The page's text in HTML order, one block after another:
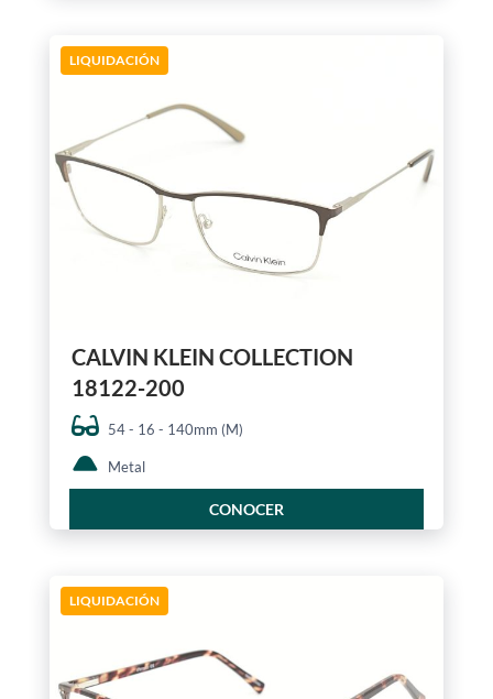
LIQUIDACIÓN
CALVIN KLEIN COLLECTION
18122-200
54 - 16 - 140mm (M)
Metal
CONOCER
LIQUIDACIÓN